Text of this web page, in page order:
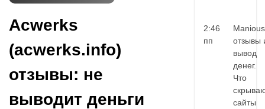
Acwerks
(acwerks.info)
отзывы: не
выводит деньги
2:46
пп
Manious
отзывы
вывод
денег.
Что
сайты